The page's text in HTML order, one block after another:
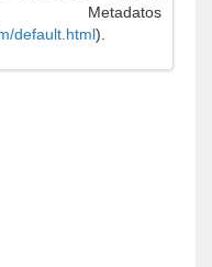
default.html).